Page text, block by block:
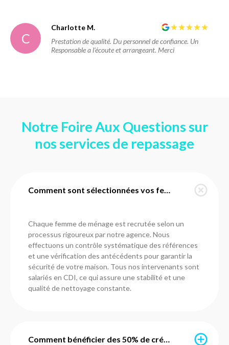
C
Charlotte M.
Prestation de qualité. Du personnel de confiance. Un
Responsable a l’écoute et arrangeant. Merci
Notre Foire Aux Questions sur
nos services de repassage
Comment sont sélectionnées vos femmes de ménage à Cébazat ?
Chaque femme de ménage est recrutée selon un
processus rigoureux par notre agence. Nous
effectuons un contrôle systématique des références
et une vérification des antécédents pour garantir la
sécurité de votre maison. Tous nos intervenants sont
salariés en CDI, ce qui assure une stabilité et une
qualité de nettoyage constante.
Comment bénéficier des 50% de crédit d'impôt immédiat ?